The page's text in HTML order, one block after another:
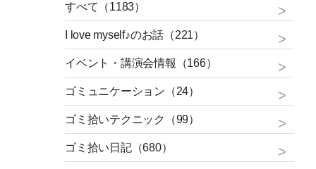
すべて（1183）
I love myself♪のお話（221）
イベント・講演会情報（166）
ゴミュニケーション（24）
ゴミ拾いテクニック（99）
ゴミ拾い日記（680）